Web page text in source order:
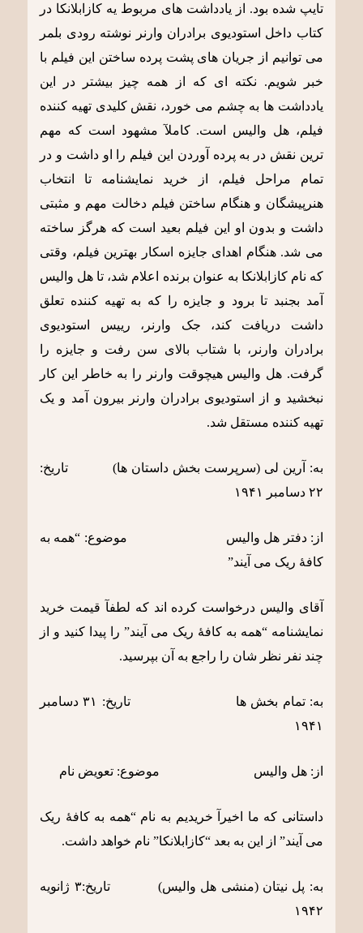
تایپ شده بود. از یادداشت های مربوط یه کازابلانکا در
کتاب داخل استودیوی برادران وارنر
نوشته رودی بلمر
می توانیم از جریان های پشت پرده ساختن این فیلم با
خبر شویم. نکته ای که از همه چیز بیشتر در این
یادداشت ها به چشم می خورد، نقش کلیدی تهیه کننده
فیلم، هل والیس است. کاملآ مشهود است که مهم
ترین نقش در به پرده آوردن این فیلم را او داشت و در
تمام مراحل فیلم، از خرید نمایشنامه تا انتخاب
هنرپیشگان و هنگام ساختن فیلم دخالت مهم و مثبتی
داشت و بدون او این فیلم بعید است که هرگز ساخته
می شد. هنگام اهدای جایزه اسکار بهترین فیلم، وقتی
که نام کازابلانکا به عنوان برنده اعلام شد، تا هل والیس
آمد بجنبد تا برود و جایزه را که به تهیه کننده تعلق
داشت دریافت کند، جک وارنر، رییس استودیوی
برادران وارنر، با شتاب بالای سن رفت و جایزه را
گرفت. هل والیس هیچوقت وارنر را به خاطر این کار
نبخشید و از استودیوی برادران وارنر بیرون آمد و یک
تهیه کننده مستقل شد.
به: آرین لی (سرپرست بخش داستان ها) تاریخ:
٢٢ دسامبر ١٩۴١
از: دفتر هل والیس موضوع: “همه به
کافۀ ریک می آیند”
آقای والیس درخواست کرده اند که لطفآ قیمت خرید
نمایشنامه “همه به کافۀ ریک می آیند” را پیدا کنید و از
چند نفر نظر شان را راجع به آن بپرسید.
به: تمام بخش ها تاریخ: ٣١ دسامبر
١٩۴١
از: هل والیس موضوع: تعویض نام
داستانی که ما اخیرآ خریدیم به نام “همه به کافۀ ریک
می آیند” از این به بعد “کازابلانکا” نام خواهد داشت.
به: پل نیتان (منشی هل والیس) تاریخ:٣ ژانویه
١٩۴٢